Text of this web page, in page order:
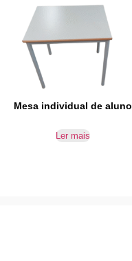
Mesa individual de aluno
Ler mais